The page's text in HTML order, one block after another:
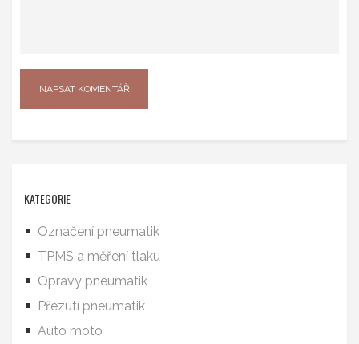
KATEGORIE
Označení pneumatik
TPMS a měření tlaku
Opravy pneumatik
Přezutí pneumatik
Auto moto